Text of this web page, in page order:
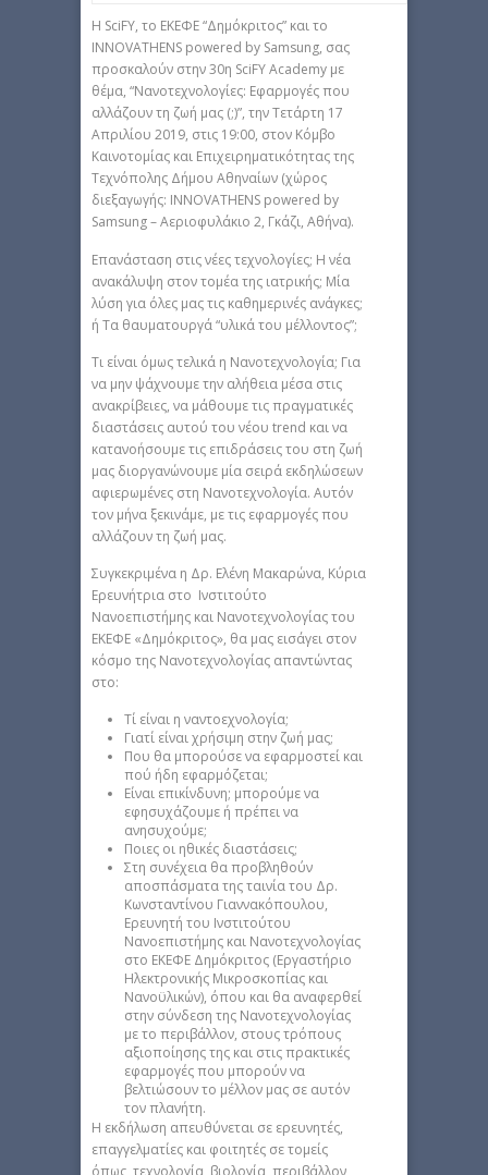
Η SciFY, το ΕΚΕΦΕ “Δημόκριτος” και το
INNOVATHENS powered by Samsung, σας
προσκαλούν στην 30η SciFY Academy με
θέμα, “Νανοτεχνολογίες: Εφαρμογές που
αλλάζουν τη ζωή μας (;)”, την Τετάρτη 17
Απριλίου 2019, στις 19:00, στον Κόμβο
Καινοτομίας και Επιχειρηματικότητας της
Τεχνόπολης Δήμου Αθηναίων (χώρος
διεξαγωγής: INNOVATHENS powered by
Samsung – Αεριοφυλάκιο 2, Γκάζι, Αθήνα).
Επανάσταση στις νέες τεχνολογίες; Η νέα
ανακάλυψη στον τομέα της ιατρικής; Μία
λύση για όλες μας τις καθημερινές ανάγκες;
ή Τα θαυματουργά “υλικά του μέλλοντος”;
Τι είναι όμως τελικά η Νανοτεχνολογία; Για
να μην ψάχνουμε την αλήθεια μέσα στις
ανακρίβειες, να μάθουμε τις πραγματικές
διαστάσεις αυτού του νέου trend και να
κατανοήσουμε τις επιδράσεις του στη ζωή
μας διοργανώνουμε μία σειρά εκδηλώσεων
αφιερωμένες στη Νανοτεχνολογία. Αυτόν
τον μήνα ξεκινάμε, με τις εφαρμογές που
αλλάζουν τη ζωή μας.
Συγκεκριμένα η Δρ. Ελένη Μακαρώνα, Κύρια
Ερευνήτρια στο Ινστιτούτο
Νανοεπιστήμης και Νανοτεχνολογίας του
ΕΚΕΦΕ «Δημόκριτος», θα μας εισάγει στον
κόσμο της Νανοτεχνολογίας απαντώντας
στο:
Τί είναι η ναντοεχνολογία;
Γιατί είναι χρήσιμη στην ζωή μας;
Που θα μπορούσε να εφαρμοστεί και
πού ήδη εφαρμόζεται;
Είναι επικίνδυνη; μπορούμε να
εφησυχάζουμε ή πρέπει να
ανησυχούμε;
Ποιες οι ηθικές διαστάσεις;
Στη συνέχεια θα προβληθούν
αποσπάσματα της ταινία του Δρ.
Κωνσταντίνου Γιαννακόπουλου,
Ερευνητή του Ινστιτούτου
Νανοεπιστήμης και Νανοτεχνολογίας
στο ΕΚΕΦΕ Δημόκριτος (Εργαστήριο
Ηλεκτρονικής Μικροσκοπίας και
Νανοϋλικών), όπου και θα αναφερθεί
στην σύνδεση της Νανοτεχνολογίας
με το περιβάλλον, στους τρόπους
αξιοποίησης της και στις πρακτικές
εφαρμογές που μπορούν να
βελτιώσουν το μέλλον μας σε αυτόν
τον πλανήτη.
Η εκδήλωση απευθύνεται σε ερευνητές,
επαγγελματίες και φοιτητές σε τομείς
όπως τεχνολογία, βιολογία, περιβάλλον,